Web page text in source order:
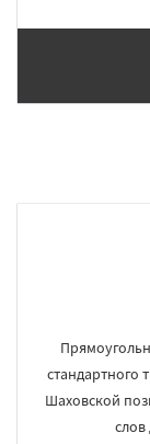
стандартного
Шаховской